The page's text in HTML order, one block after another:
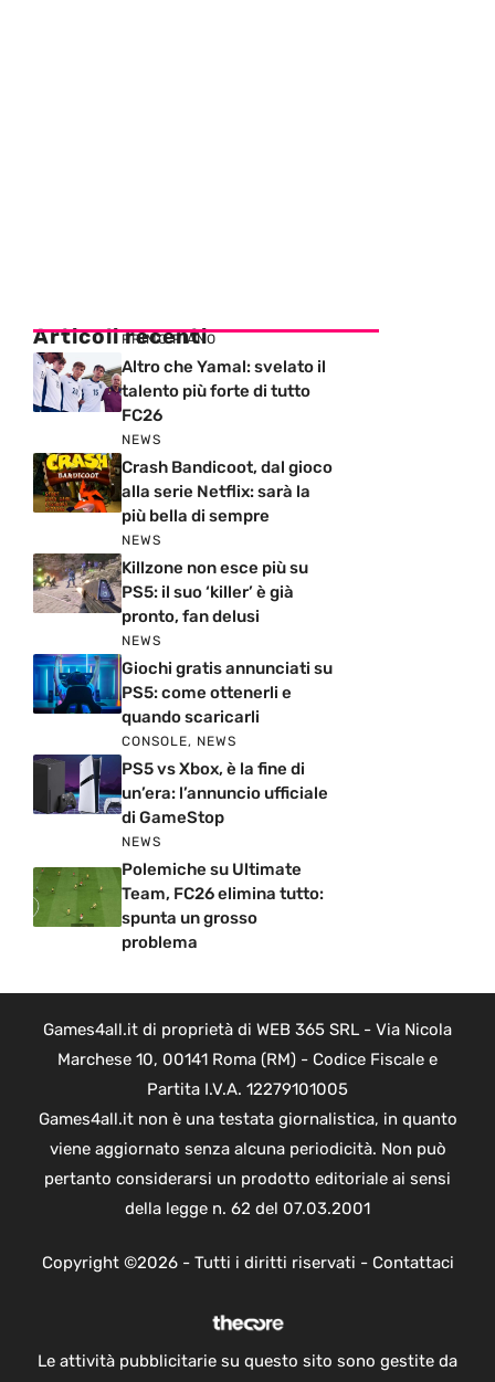
Articoli recenti
PRIMO PIANO
Altro che Yamal: svelato il
talento più forte di tutto
FC26
NEWS
Crash Bandicoot, dal gioco
alla serie Netflix: sarà la
più bella di sempre
NEWS
Killzone non esce più su
PS5: il suo ‘killer’ è già
pronto, fan delusi
NEWS
Giochi gratis annunciati su
PS5: come ottenerli e
quando scaricarli
CONSOLE, NEWS
PS5 vs Xbox, è la fine di
un’era: l’annuncio ufficiale
di GameStop
NEWS
Polemiche su Ultimate
Team, FC26 elimina tutto:
spunta un grosso
problema
Games4all.it di proprietà di WEB 365 SRL - Via Nicola
Marchese 10, 00141 Roma (RM) - Codice Fiscale e
Partita I.V.A. 12279101005
Games4all.it non è una testata giornalistica, in quanto
viene aggiornato senza alcuna periodicità. Non può
pertanto considerarsi un prodotto editoriale ai sensi
della legge n. 62 del 07.03.2001
Copyright ©2026 - Tutti i diritti riservati - Contattaci
Le attività pubblicitarie su questo sito sono gestite da